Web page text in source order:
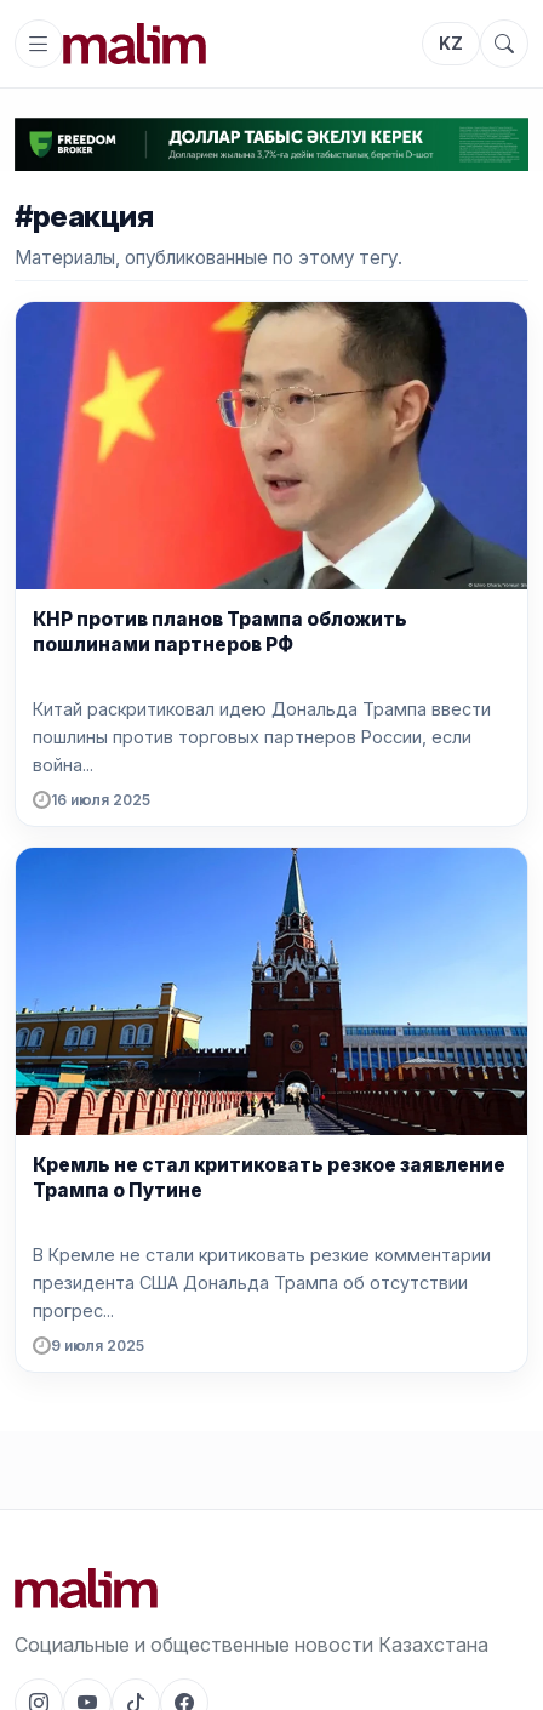
KZ
#реакция
Материалы, опубликованные по этому тегу.
КНР против планов Трампа обложить
пошлинами партнеров РФ
Китай раскритиковал идею Дональда Трампа ввести
пошлины против торговых партнеров России, если
война...
16 июля 2025
Кремль не стал критиковать резкое заявление
Трампа о Путине
В Кремле не стали критиковать резкие комментарии
президента США Дональда Трампа об отсутствии
прогрес...
9 июля 2025
Социальные и общественные новости Казахстана